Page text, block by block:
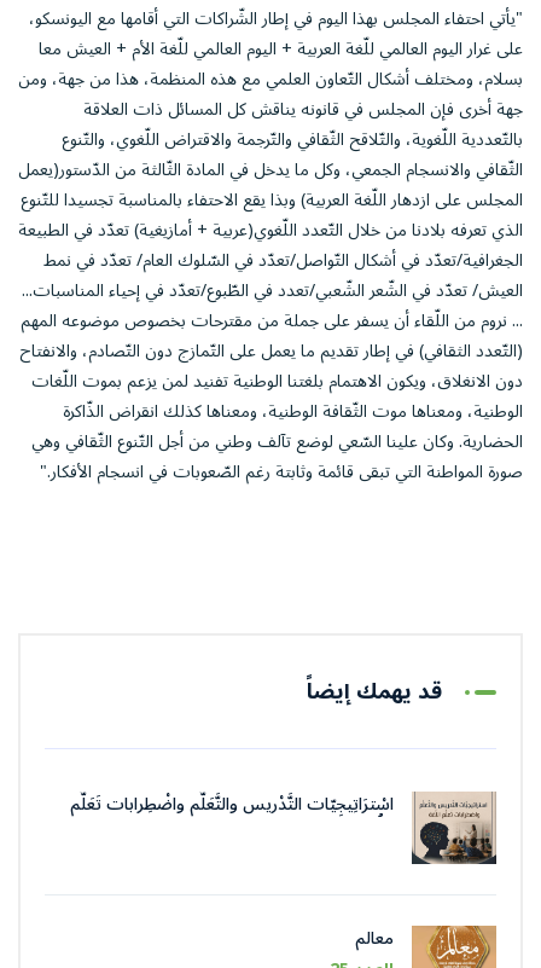
"يأتي احتفاء المجلس بهذا اليوم في إطار الشّراكات التي أقامها مع اليونسكو،
على غرار اليوم العالمي للّغة العربية + اليوم العالمي للّغة الأم + العيش معا
بسلام، ومختلف أشكال التّعاون العلمي مع هذه المنظمة، هذا من جهة، ومن
جهة أخرى فإن المجلس في قانونه يناقش كل المسائل ذات العلاقة
بالتّعددية اللّغوية، والتّلاقح الثّقافي والتّرجمة والاقتراض اللّغوي، والتّنوع
الثّقافي والانسجام الجمعي، وكل ما يدخل في المادة الثّالثة من الدّستور(يعمل
المجلس على ازدهار اللّغة العربية) وبذا يقع الاحتفاء بالمناسبة تجسيدا للتّنوع
الذي تعرفه بلادنا من خلال التّعدد اللّغوي(عربية + أمازيغية) تعدّد في الطبيعة
الجغرافية/تعدّد في أشكال التّواصل/تعدّد في السّلوك العام/ تعدّد في نمط
العيش/ تعدّد في الشّعر الشّعبي/تعدد في الطّبوع/تعدّد في إحياء المناسبات...
... نروم من اللّقاء أن يسفر على جملة من مقترحات بخصوص موضوعه المهم
(التّعدد الثقافي) في إطار تقديم ما يعمل على التّمازج دون التّصادم، والانفتاح
دون الانغلاق، ويكون الاهتمام بلغتنا الوطنية تفنيد لمن يزعم بموت اللّغات
الوطنية، ومعناها موت الثّقافة الوطنية، ومعناها كذلك انقراض الذّاكرة
الحضارية. وكان علينا السّعي لوضع تآلف وطني من أجل التّنوع الثّقافي وهي
صورة المواطنة التي تبقى قائمة وثابتة رغم الصّعوبات في انسجام الأفكار."
قد يهمك إيضاً
اسْترَاتِيجِيّات التَّدْريس والتَّعَلُّم واضْطِرابات تَعَلُّم
معالم